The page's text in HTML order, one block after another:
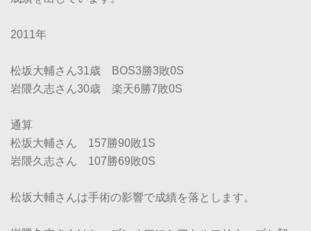
2011年
松坂大輔さん31歳 BOS3勝3敗0S
岩隈久志さん30歳 楽天6勝7敗0S
通算
松坂大輔さん 157勝90敗1S
岩隈久志さん 107勝69敗0S
松坂大輔さんは手術の影響で成績を落とします。